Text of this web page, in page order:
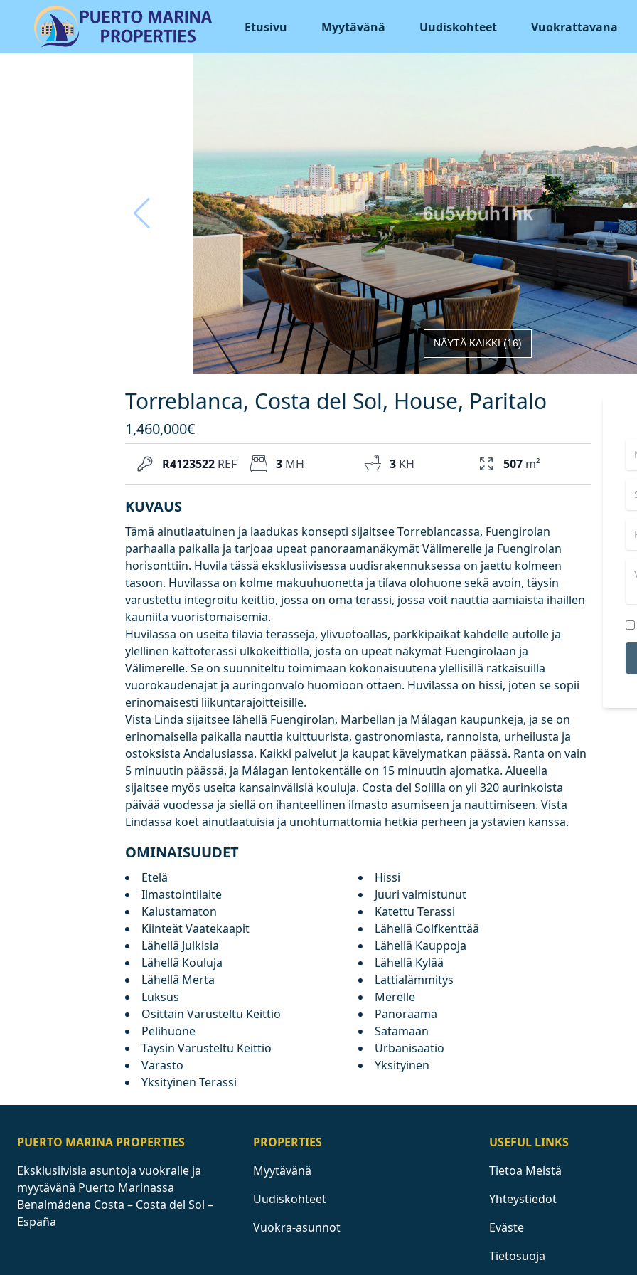
Etusivu Myytävänä Uudiskohteet Vuokrattavana
NÄYTÄ KAIKKI(16)
Torreblanca, Costa del Sol, House, Paritalo
1,460,000€
R4123522 REF 3 MH 3 KH 507 m²
KUVAUS
Tämä ainutlaatuinen ja laadukas konsepti sijaitsee Torreblancassa, Fuengirolan
parhaalla paikalla ja tarjoaa upeat panoraamanäkymät Välimerelle ja Fuengirolan
horisonttiin. Huvila tässä eksklusiivisessa uudisrakennuksessa on jaettu kolmeen
tasoon. Huvilassa on kolme makuuhuonetta ja tilava olohuone sekä avoin, täysin
varustettu integroitu keittiö, jossa on oma terassi, jossa voit nauttia aamiaista ihaillen
kauniita vuoristomaisemia.
Huvilassa on useita tilavia terasseja, ylivuotoallas, parkkipaikat kahdelle autolle ja
ylellinen kattoterassi ulkokeittiöllä, josta on upeat näkymät Fuengirolaan ja
Välimerelle. Se on suunniteltu toimimaan kokonaisuutena ylellisillä ratkaisuilla
vuorokaudenajat ja auringonvalo huomioon ottaen. Huvilassa on hissi, joten se sopii
erinomaisesti liikuntarajoitteisille.
Vista Linda sijaitsee lähellä Fuengirolan, Marbellan ja Málagan kaupunkeja, ja se on
erinomaisella paikalla nauttia kulttuurista, gastronomiasta, rannoista, urheilusta ja
ostoksista Andalusiassa. Kaikki palvelut ja kaupat kävelymatkan päässä. Ranta on vain
5 minuutin päässä, ja Málagan lentokentälle on 15 minuutin ajomatka. Alueella
sijaitsee myös useita kansainvälisiä kouluja. Costa del Solilla on yli 320 aurinkoista
päivää vuodessa ja siellä on ihanteellinen ilmasto asumiseen ja nauttimiseen. Vista
Lindassa koet ainutlaatuisia ja unohtumattomia hetkiä perheen ja ystävien kanssa.
OMINAISUUDET
Etelä
Hissi
Ilmastointilaite
Juuri valmistunut
Kalustamaton
Katettu Terassi
Kiinteät Vaatekaapit
Lähellä Golfkenttää
Lähellä Julkisia
Lähellä Kauppoja
Lähellä Kouluja
Lähellä Kylää
Lähellä Merta
Lattialämmitys
Luksus
Merelle
Osittain Varusteltu Keittiö
Panoraama
Pelihuone
Satamaan
Täysin Varusteltu Keittiö
Urbanisaatio
Varasto
Yksityinen
Yksityinen Terassi
PUERTO MARINA PROPERTIES
Eksklusiivisia asuntoja vuokralle ja
myytävänä Puerto Marinassa
Benalmádena Costa – Costa del Sol –
España
PROPERTIES
Myytävänä
Uudiskohteet
Vuokra-asunnot
USEFUL LINKS
Tietoa Meistä
Yhteystiedot
Eväste
Tietosuoja